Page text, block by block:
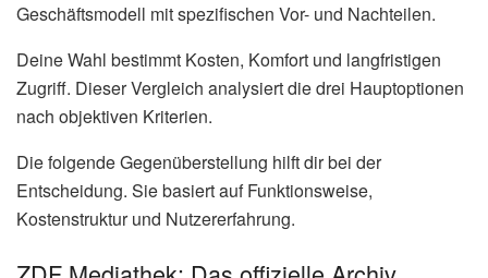
Geschäftsmodell mit spezifischen Vor- und Nachteilen.
Deine Wahl bestimmt Kosten, Komfort und langfristigen
Zugriff. Dieser Vergleich analysiert die drei Hauptoptionen
nach objektiven Kriterien.
Die folgende Gegenüberstellung hilft dir bei der
Entscheidung. Sie basiert auf Funktionsweise,
Kostenstruktur und Nutzererfahrung.